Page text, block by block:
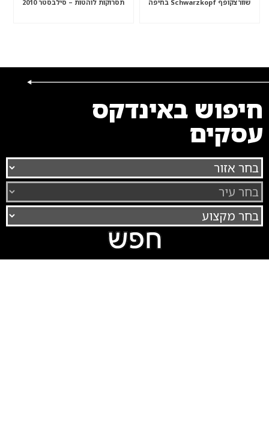
שוורצקופף Schwarzkopf בחיפה תסרוקות לוהטות – סילבסטר 2010
חיפוש באינדקס
עסקים